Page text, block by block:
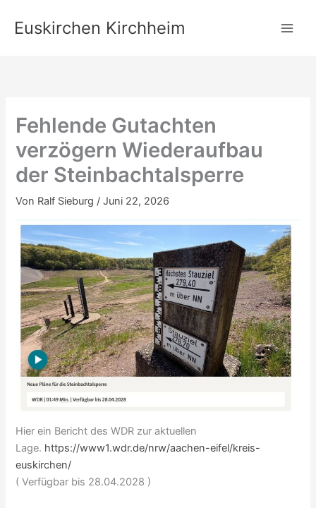
InhaltEuskirchen Kirchheim
Fehlende Gutachten
verzögern Wiederaufbau
der Steinbachtalsperre
Von Ralf Sieburg /Juni 22, 2026
Hier ein Bericht des WDR zur aktuellen
Lage. https://www1.wdr.de/nrw/aachen-eifel/kreis-
euskirchen/
( Verfügbar bis 28.04.2028 )